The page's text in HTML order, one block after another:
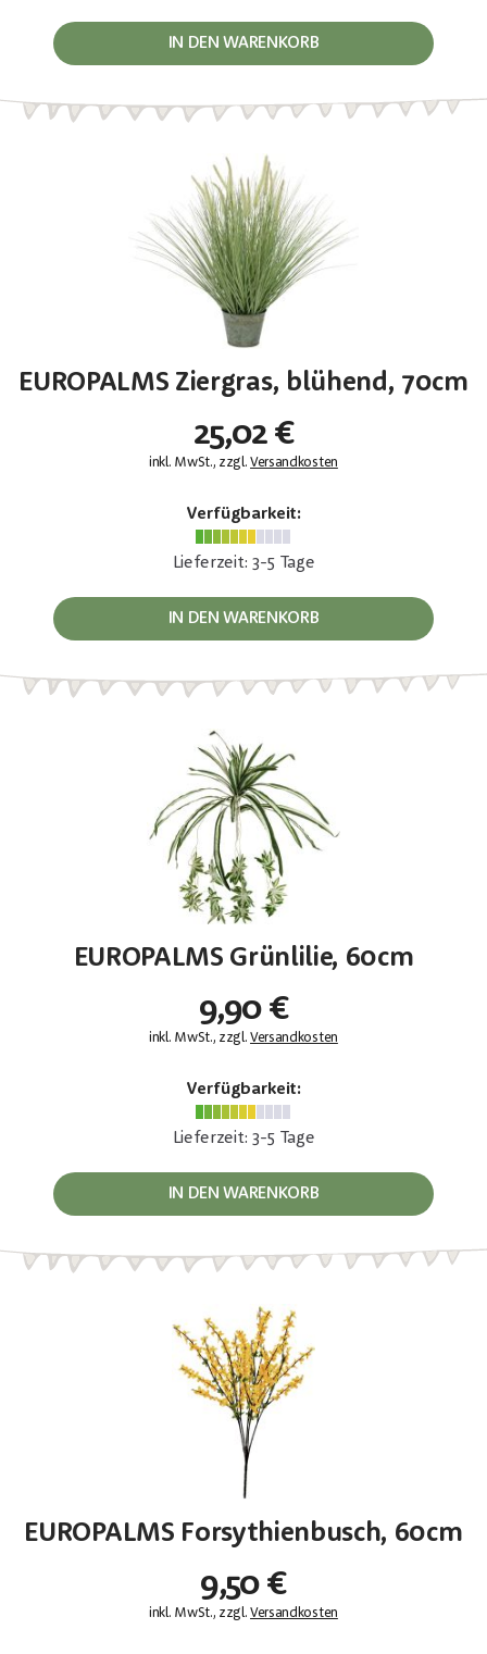
IN DEN WARENKORB
EUROPALMS Ziergras, blühend, 70cm
25,02 €
inkl. MwSt., zzgl.Versandkosten
Verfügbarkeit:
Lieferzeit: 3-5 Tage
IN DEN WARENKORB
EUROPALMS Grünlilie, 60cm
9,90 €
inkl. MwSt., zzgl.Versandkosten
Verfügbarkeit:
Lieferzeit: 3-5 Tage
IN DEN WARENKORB
EUROPALMS Forsythienbusch, 60cm
9,50 €
inkl. MwSt., zzgl.Versandkosten